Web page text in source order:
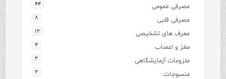
مصرفی عمومی ۴۴
مصرفی قلبی ۸
معرف های تشخیصی ۱۲
مغز و اعصاب ۴
ملزومات آزمایشگاهی ۲
منسوجات ۲